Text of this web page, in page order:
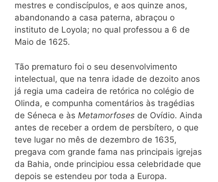
mestres e condiscípulos, e aos quinze anos,
abandonando a casa paterna, abraçou o
instituto de Loyola; no qual professou a 6 de
Maio de 1625.
Tão prematuro foi o seu desenvolvimento
intelectual, que na tenra idade de dezoito anos
já regia uma cadeira de retórica no colégio de
Olinda, e compunha comentários às tragédias
de Séneca e às Metamorfoses de Ovídio. Ainda
antes de receber a ordem de persbítero, o que
teve lugar no mês de dezembro de 1635,
pregava com grande fama nas principais igrejas
da Bahia, onde principiou essa celebridade que
depois se estendeu por toda a Europa.